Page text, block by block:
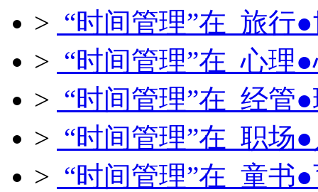
> “时间管理”在 旅行
> “时间管理”在 心理
> “时间管理”在 经管
> “时间管理”在 职场
> “时间管理”在 童书